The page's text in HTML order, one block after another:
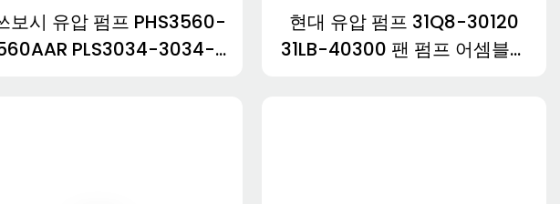
보시 유압 펌프 PHS3560-
PLS3034-3034-
현대 유압 펌프 31Q8-30120
31LB-40300 팬 펌프 어셈블리